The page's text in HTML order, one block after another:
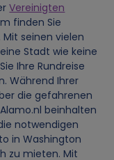
Vereinigten
finden Sie
seinen vielen
Stadt wie keine
Ihre Rundreise
Während Ihrer
die gefahrenen
beinhalten
notwendigen
in Washington
zu mieten. Mit